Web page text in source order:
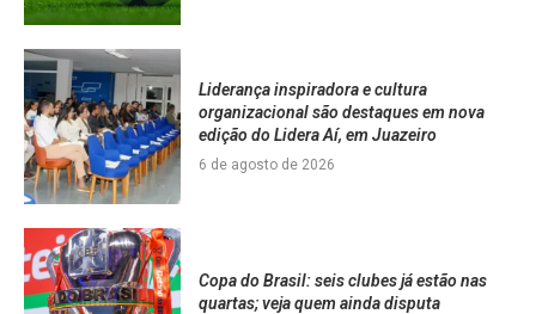
Liderança inspiradora e cultura
organizacional são destaques em nova
edição do Lidera Aí, em Juazeiro
6 de agosto de 2026
Copa do Brasil: seis clubes já estão nas
quartas; veja quem ainda disputa